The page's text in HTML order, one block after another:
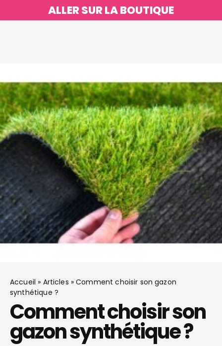
ALLER SUR LA BOUTIQUE
Accueil » Articles »Comment choisir son gazon
synthétique ?
Comment choisir son
gazon synthétique ?